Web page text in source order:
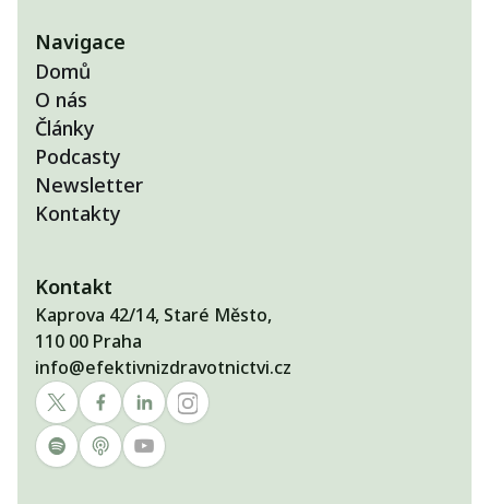
Navigace
Domů
O nás
Články
Podcasty
Newsletter
Kontakty
Kontakt
Kaprova 42/14, Staré Město,
110 00 Praha
info@efektivnizdravotnictvi.cz